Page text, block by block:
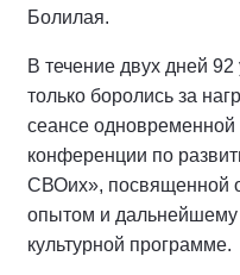
Болилая.
В течение двух дней
только боролись за
сеансе
конференции по
СВОих», посвященной
опытом и дальнейшему
культурной программе.